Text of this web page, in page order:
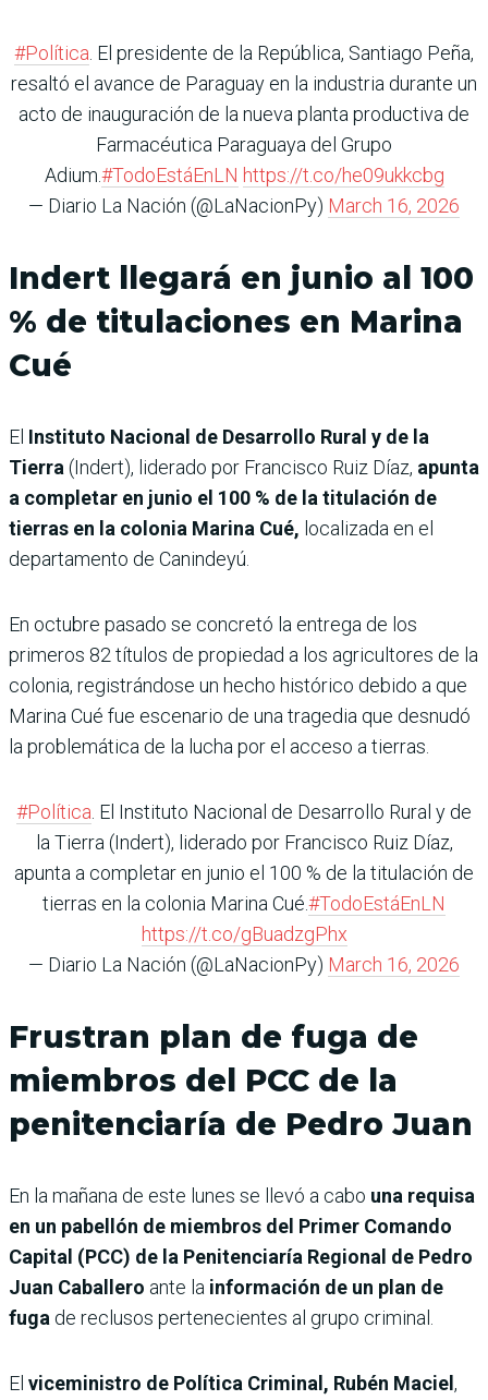
#Política . El presidente de la República, Santiago Peña,
resaltó el avance de Paraguay en la industria durante un
acto de inauguración de la nueva planta productiva de
Farmacéutica Paraguaya del Grupo
Adium.#TodoEstáEnLN https://t.co/he09ukkcbg
— Diario La Nación (@LaNacionPy) March 16, 2026
Indert llegará en junio al 100
% de titulaciones en Marina
Cué
El Instituto Nacional de Desarrollo Rural y de la
Tierra (Indert), liderado por Francisco Ruiz Díaz, apunta
a completar en junio el 100 % de la titulación de
tierras en la colonia Marina Cué, localizada en el
departamento de Canindeyú.
En octubre pasado se concretó la entrega de los
primeros 82 títulos de propiedad a los agricultores de la
colonia, registrándose un hecho histórico debido a que
Marina Cué fue escenario de una tragedia que desnudó
la problemática de la lucha por el acceso a tierras.
#Política . El Instituto Nacional de Desarrollo Rural y de
la Tierra (Indert), liderado por Francisco Ruiz Díaz,
apunta a completar en junio el 100 % de la titulación de
tierras en la colonia Marina Cué.#TodoEstáEnLN
https://t.co/gBuadzgPhx
— Diario La Nación (@LaNacionPy) March 16, 2026
Frustran plan de fuga de
miembros del PCC de la
penitenciaría de Pedro Juan
En la mañana de este lunes se llevó a cabo una requisa
en un pabellón de miembros del Primer Comando
Capital (PCC) de la Penitenciaría Regional de Pedro
Juan Caballero ante la información de un plan de
fuga de reclusos pertenecientes al grupo criminal.
El viceministro de Política Criminal, Rubén Maciel,